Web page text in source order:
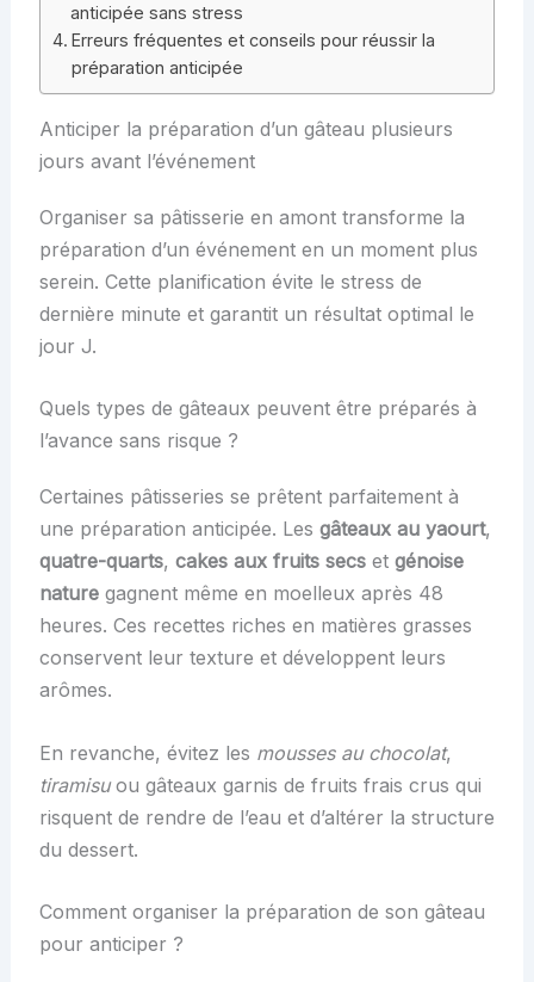
anticipée sans stress
Erreurs fréquentes et conseils pour réussir la
préparation anticipée
Anticiper la préparation d’un gâteau plusieurs
jours avant l’événement
Organiser sa pâtisserie en amont transforme la
préparation d’un événement en un moment plus
serein. Cette planification évite le stress de
dernière minute et garantit un résultat optimal le
jour J.
Quels types de gâteaux peuvent être préparés à
l’avance sans risque ?
Certaines pâtisseries se prêtent parfaitement à
une préparation anticipée. Les gâteaux au yaourt,
quatre-quarts, cakes aux fruits secset génoise
naturegagnent même en moelleux après 48
heures. Ces recettes riches en matières grasses
conservent leur texture et développent leurs
arômes.
En revanche, évitez les mousses au chocolat,
tiramisuou gâteaux garnis de fruits frais crus qui
risquent de rendre de l’eau et d’altérer la structure
du dessert.
Comment organiser la préparation de son gâteau
pour anticiper ?